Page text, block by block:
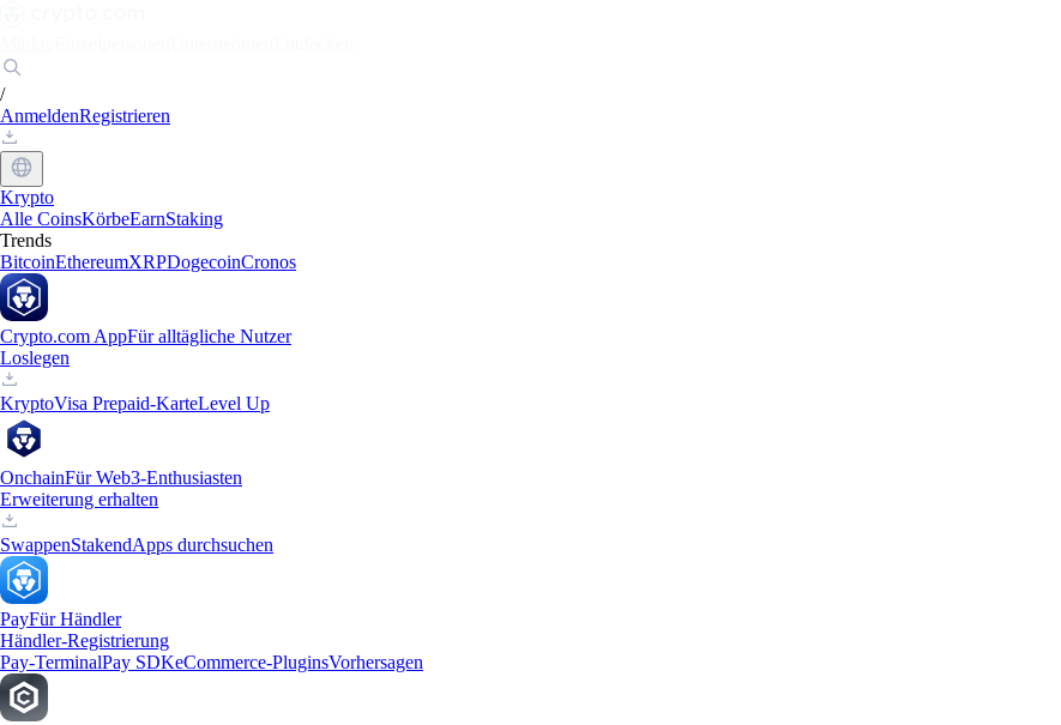
/
AnmeldenRegistrieren
Krypto
Alle CoinsKörbeEarnStaking
Trends
BitcoinEthereumXRPDogecoinCronos
Crypto.com AppFür alltägliche Nutzer
Loslegen
KryptoVisa Prepaid-KarteLevel Up
OnchainFür Web3-Enthusiasten
Erweiterung erhalten
SwappenStakendApps durchsuchen
PayFür Händler
Händler-Registrierung
Pay-TerminalPay SDKeCommerce-PluginsVorhersagen